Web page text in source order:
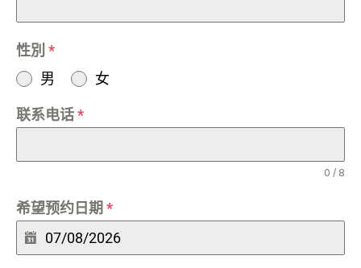
性別 *
男
女
联系电话*
0 / 8
希望预约日期 *